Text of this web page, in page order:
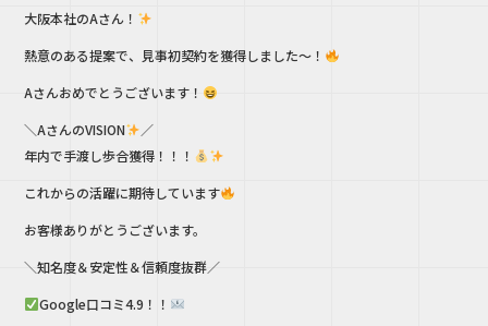
o
o
k
大阪本社のAさん！
熱意のある提案で、見事初契約を獲得しました～！
Aさんおめでとうございます！
＼AさんのVISION
／
年内で手渡し歩合獲得！！！
これからの活躍に期待しています
お客様ありがとうございます。
＼知名度＆安定性＆信頼度抜群／
Google口コミ4.9！！